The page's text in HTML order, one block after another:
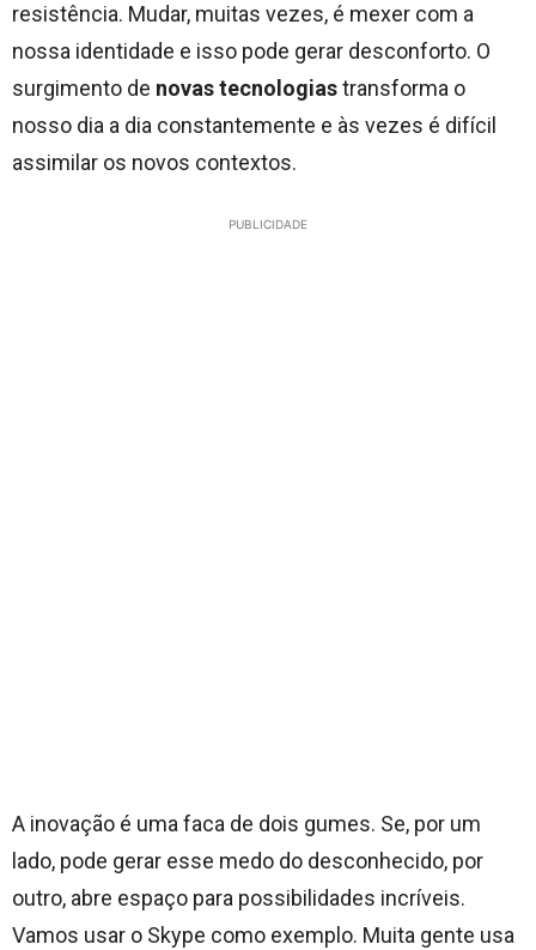
resistência. Mudar, muitas vezes, é mexer com a
nossa identidade e isso pode gerar desconforto. O
surgimento de novas tecnologiastransforma o
nosso dia a dia constantemente e às vezes é difícil
assimilar os novos contextos.
PUBLICIDADE
A inovação é uma faca de dois gumes. Se, por um
lado, pode gerar esse medo do desconhecido, por
outro, abre espaço para possibilidades incríveis.
Vamos usar o Skype como exemplo. Muita gente usa